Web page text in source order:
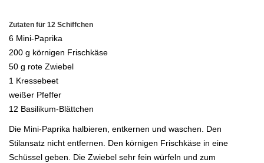
Zutaten für 12 Schiffchen
6 Mini-Paprika
200 g körnigen Frischkäse
50 g rote Zwiebel
1 Kressebeet
weißer Pfeffer
12 Basilikum-Blättchen
Die Mini-Paprika halbieren, entkernen und waschen. Den
Stilansatz nicht entfernen. Den körnigen Frischkäse in eine
Schüssel geben. Die Zwiebel sehr fein würfeln und zum